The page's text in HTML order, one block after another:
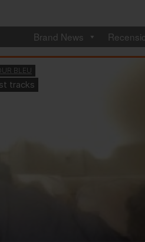
Brand News